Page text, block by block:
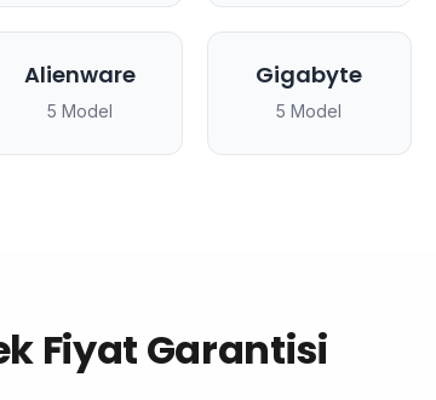
Alienware
5 Model
Gigabyte
5 Model
Fiyat Garantisi